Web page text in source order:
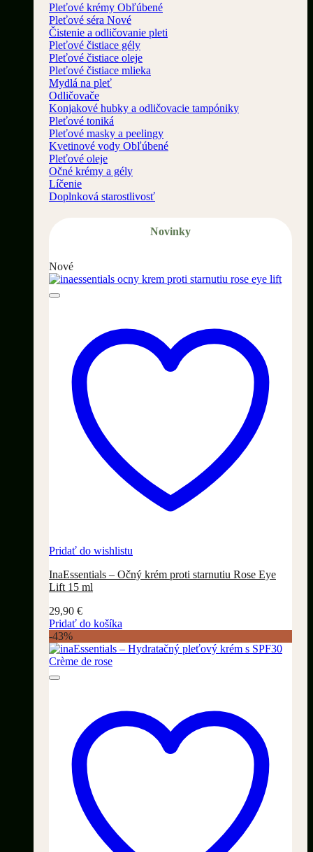
Pleťové krémy
Pleťové séra
Čistenie a odličovanie pleti
Pleťové čistiace gély
Pleťové čistiace oleje
Pleťové čistiace mlieka
Mydlá na pleť
Odličovače
Konjakové hubky a odličovacie tampóniky
Pleťové toniká
Pleťové masky a peelingy
Kvetinové vody
Pleťové oleje
Očné krémy a gély
Líčenie
Doplnková starostlivosť
Novinky
Nové
Pridať do wishlistu
InaEssentials – Očný krém proti starnutiu Rose Eye
Lift 15 ml
29,90 €
Pridať do košíka
-43%